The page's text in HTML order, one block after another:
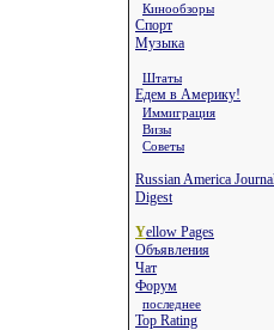
Кинообзоры
Спорт
Музыка
Штаты
Едем в Америку!
Иммиграция
Визы
Советы
Russian America
Digest
Yellow Pages
Объявления
Чат
Форум
последнее
Top Rating